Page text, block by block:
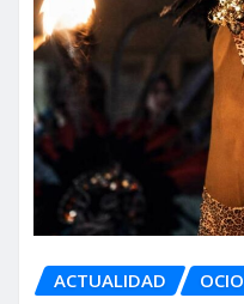
ACTUALIDAD OCIO